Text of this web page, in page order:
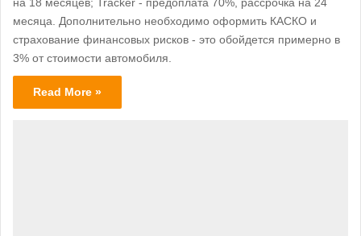
на 18 месяцев; Tracker - предоплата 70%, рассрочка на 24
месяца. Дополнительно необходимо оформить КАСКО и
страхование финансовых рисков - это обойдется примерно в
3% от стоимости автомобиля.
Read More »